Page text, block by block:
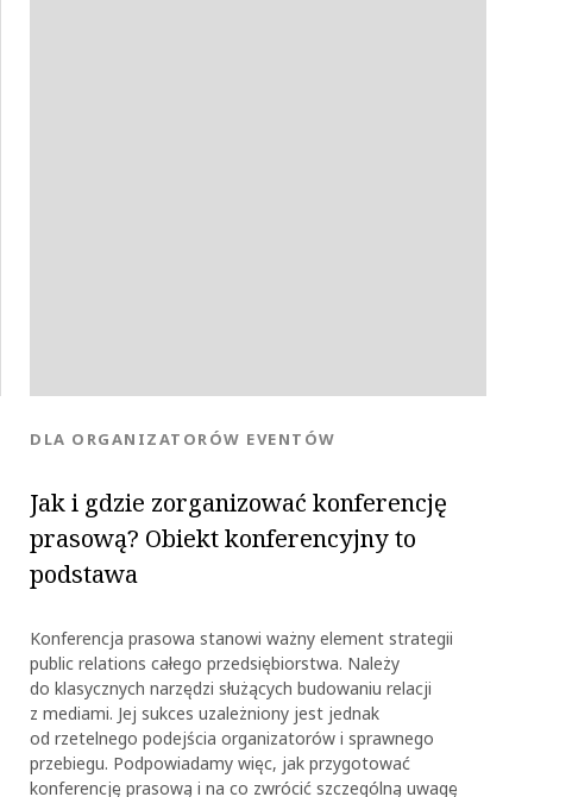
Jak i gdzie zorganizować konferencję
prasową? Obiekt konferencyjny to
podstawa
KATEGORIA:
DLA ORGANIZATORÓW EVENTÓW
Konferencja prasowa stanowi ważny element strategii
public relations całego przedsiębiorstwa. Należy
do klasycznych narzędzi służących budowaniu relacji
z mediami. Jej sukces uzależniony jest jednak
od rzetelnego podejścia organizatorów i sprawnego
przebiegu. Podpowiadamy więc, jak przygotować
konferencję prasową i na co zwrócić szczególną uwagę